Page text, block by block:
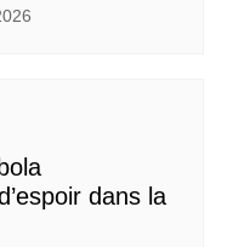
dans la